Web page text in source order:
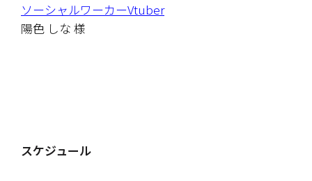
ソーシャルワーカーVtuber
陽色 しな 様
スケジュール